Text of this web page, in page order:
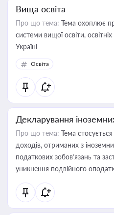
Вища освіта
Про що тема: Тема охоплює
системи вищої освіти, освітніх
Україні
Освіта
Декларування
Про що тема: Тема
доходів, отриманих з
податкових зобов’язань та
уникнення подвійного